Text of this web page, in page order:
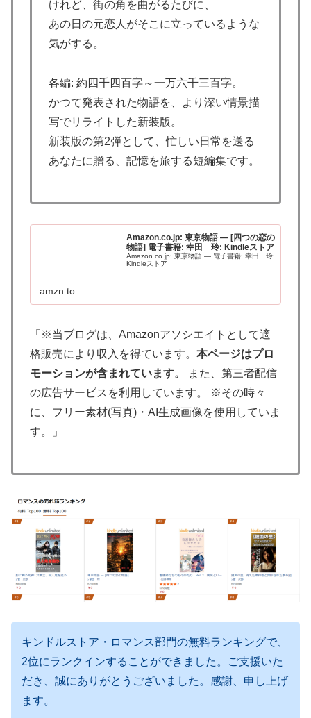
けれど、街の角を曲がるたびに、
あの日の元恋人がそこに立っているような
気がする。
各編: 約四千四百字～一万六千三百字。
かつて発表された物語を、より深い情景描
写でリライトした新装版。
新装版の第2弾として、忙しい日常を送る
あなたに贈る、記憶を旅する短編集です。
Amazon.co.jp: 東京物語 ― [四つの恋の
物語] 電子書籍: 幸田 玲: Kindleストア
Amazon.co.jp: 東京物語 ― 電子書籍: 幸田 玲:
Kindleストア
amzn.to
「※当ブログは、Amazonアソシエイトとして適
格販売により収入を得ています。 本ページはプロ
モーションが含まれています。
また、第三者配信
の広告サービスを利用しています。 ※その時々
に、フリー素材(写真)・AI生成画像を使用していま
す。」
キンドルストア・ロマンス部門の無料ランキングで、
2位にランクインすることができました。ご支援いた
だき、誠にありがとうございました。感謝、申し上げ
ます。